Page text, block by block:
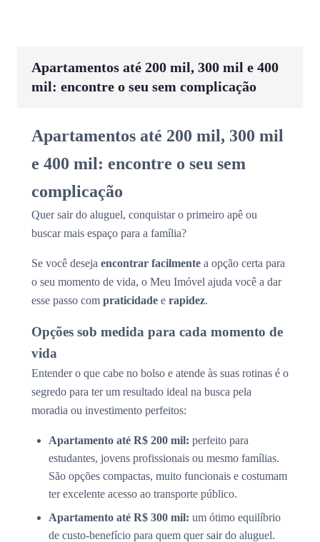
Apartamentos até 200 mil, 300 mil e 400
mil: encontre o seu sem complicação
Apartamentos até 200 mil, 300 mil
e 400 mil: encontre o seu sem
complicação
Quer sair do aluguel, conquistar o primeiro apê ou
buscar mais espaço para a família?
Se você deseja encontrar facilmente a opção certa para
o seu momento de vida, o Meu Imóvel ajuda você a dar
esse passo com praticidade e rapidez.
Opções sob medida para cada momento de
vida
Entender o que cabe no bolso e atende às suas rotinas é o
segredo para ter um resultado ideal na busca pela
moradia ou investimento perfeitos:
Apartamento até R$ 200 mil: perfeito para
estudantes, jovens profissionais ou mesmo famílias.
São opções compactas, muito funcionais e costumam
ter excelente acesso ao transporte público.
Apartamento até R$ 300 mil: um ótimo equilíbrio
de custo-benefício para quem quer sair do aluguel.